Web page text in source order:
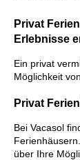
Privat
Erlebnisse
Ein privat
Möglichkeit
Privat
Bei Vacasol
über Ihre